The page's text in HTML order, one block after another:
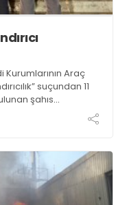
Araç
suçundan 11
şahıs